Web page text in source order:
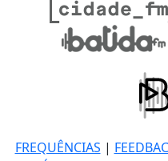
FREQUÊNCIAS |